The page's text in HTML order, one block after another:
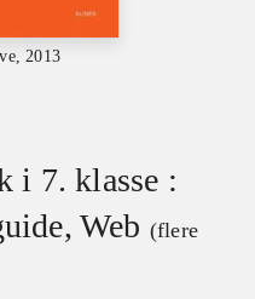
2013
i 7. klasse :
Web (flere